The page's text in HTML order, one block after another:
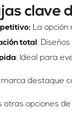
clave
La opción
total :
: Ideal para
destaque
otras opciones de